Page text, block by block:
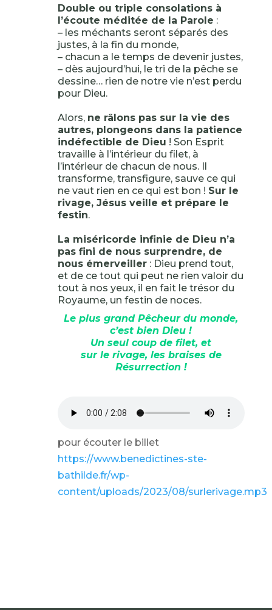
Double ou triple consolations à
l’écoute méditée de la Parole :
– les méchants seront séparés des
justes, à la fin du monde,
– chacun a le temps de devenir justes,
– dès aujourd’hui, le tri de la pêche se
dessine… rien de notre vie n’est perdu
pour Dieu.
Alors, ne râlons pas sur la vie des
autres, plongeons dans la patience
indéfectible de Dieu ! Son Esprit
travaille à l’intérieur du filet, à
l’intérieur de chacun de nous. Il
transforme, transfigure, sauve ce qui
ne vaut rien en ce qui est bon ! Sur le
rivage, Jésus veille et prépare le
festin.
La miséricorde infinie de Dieu n’a
pas fini de nous surprendre, de
nous émerveiller: Dieu prend tout,
et de ce tout qui peut ne rien valoir du
tout à nos yeux, il en fait le trésor du
Royaume, un festin de noces.
Le plus grand Pêcheur du monde,
c’est bien Dieu !
Un seul coup de filet, et
sur le rivage, les braises de
Résurrection !
pour écouter le billet
https://www.benedictines-ste-
bathilde.fr/wp-
content/uploads/2023/08/surlerivage.mp3